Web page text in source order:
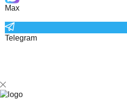
Max
Telegram